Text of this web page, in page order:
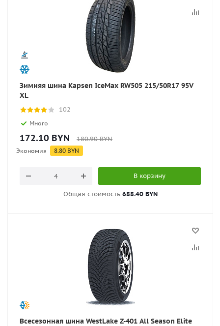
Зимняя шина Kapsen IceMax RW505 215/50R17 95V
XL
102
Много
172.10 BYN 180.90BYN
Экономия 8.80 BYN
В корзину
Общая стоимость 688.40 BYN
Всесезонная шина WestLake Z-401 All Season Elite